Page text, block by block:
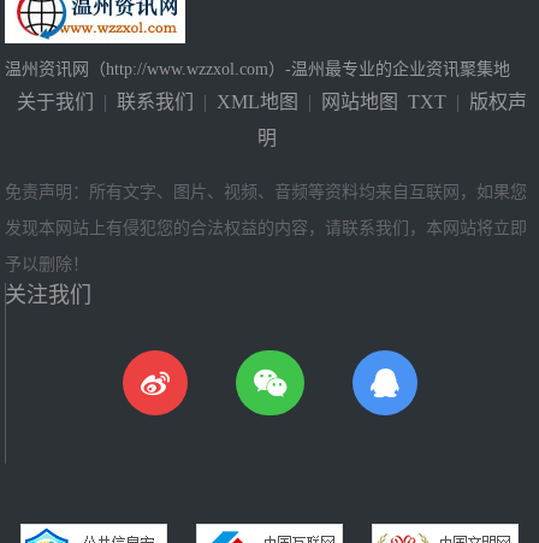
温州资讯网（http://www.wzzxol.com）-温州最专业的企业资讯聚集地
关于我们 | 联系我们 | XML地图 | 网站地图 TXT | 版权声
明
免责声明：所有文字、图片、视频、音频等资料均来自互联网，如果您
发现本网站上有侵犯您的合法权益的内容，请联系我们，本网站将立即
予以删除！
关注我们